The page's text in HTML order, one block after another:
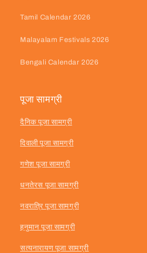
Tamil Calendar 2026
Malayalam Festivals 2026
Bengali Calendar 2026
पूजा सामग्री
दैनिक पूजा सामग्री
दिवाली पूजा सामग्री
गणेश पूजा सामग्री
धनतेरस पूजा सामग्री
नवरात्रि पूजा सामग्री
हनुमान पूजा सामग्री
सत्यनारायण पूजा सामग्री